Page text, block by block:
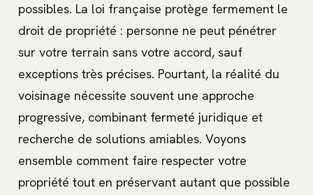
possibles. La loi française protège fermement le
droit de propriété : personne ne peut pénétrer
sur votre terrain sans votre accord, sauf
exceptions très précises. Pourtant, la réalité du
voisinage nécessite souvent une approche
progressive, combinant fermeté juridique et
recherche de solutions amiables. Voyons
ensemble comment faire respecter votre
propriété tout en préservant autant que possible